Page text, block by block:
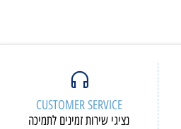
CUSTOMER SERVICE
נציגי שירות זמינים לתמיכה